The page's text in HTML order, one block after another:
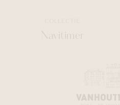
Navitimer